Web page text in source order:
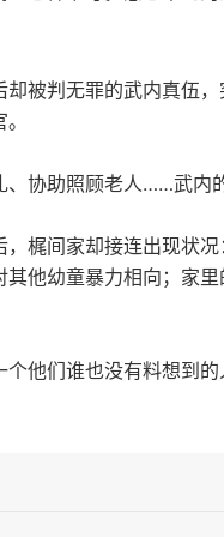
却被判无罪的武内真伍
、协助照顾老人……武内
梶间家却接连出现状
他幼童暴力相向；家
他们谁也没有料想到